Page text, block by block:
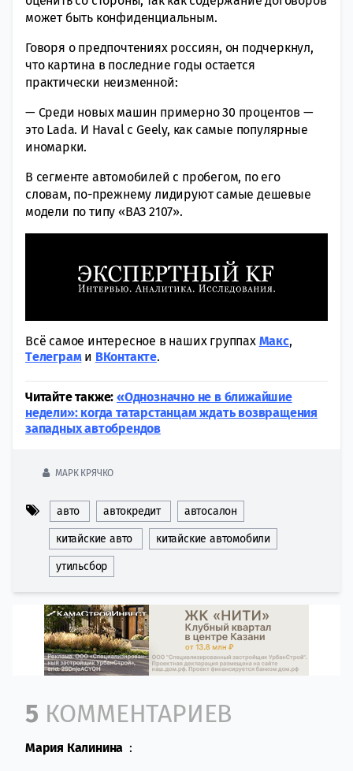
может быть конфиденциальным.
Говоря о предпочтениях россиян, он подчеркнул,
что картина в последние годы остается
практически неизменной:
— Среди новых машин примерно 30 процентов —
это Lada. И Haval с Geely, как самые популярные
иномарки.
В сегменте автомобилей с пробегом, по его
словам, по-прежнему лидируют самые дешевые
модели по типу «ВАЗ 2107».
Всё самое интересное в наших группах Макс,
Tелеграми ВКонтакте.
Читайте также: «Однозначно не в ближайшие
недели»: когда татарстанцам ждать возвращения
западных автобрендов
МАРК КРЯЧКО
авто автокредит автосалон
китайские авто китайские автомобили
утильсбор
Comment section
5 КОММЕНТАРИЕВ
Мария Калинина :